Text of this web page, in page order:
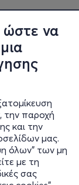
ώστε να
την παροχή
και την
μας.
όλων" των μη
με τη
σας